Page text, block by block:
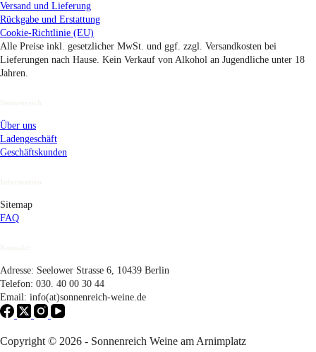
Versand und Lieferung
Rückgabe und Erstattung
Cookie-Richtlinie (EU)
Alle Preise inkl. gesetzlicher MwSt. und ggf. zzgl. Versandkosten bei
Lieferungen nach Hause. Kein Verkauf von Alkohol an Jugendliche unter 18
Jahren.
Über uns
Ladengeschäft
Geschäftskunden
Sitemap
FAQ
Adresse: Seelower Strasse 6, 10439 Berlin
Telefon: 030. 40 00 30 44
Email: info(at)sonnenreich-weine.de
Copyright © 2026 - Sonnenreich Weine am Arnimplatz